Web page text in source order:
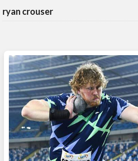
ryan crouser